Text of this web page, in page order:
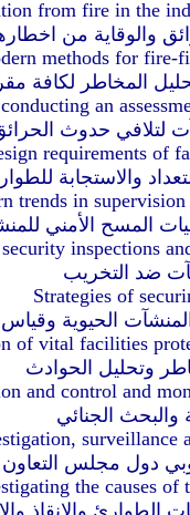
from fire in the
والوقاية من
methods for fire-
المخاطر لكافة
an
لتلافي حدوث
requirements of
والاستجابة
trends in supervision
المسح الأمني
inspections
ضد التخريب
Strategies of
الحيوية وقياس
of vital facilities
وتحليل الحوادث
and control and
والبحث الجنائي
surveillance
دول مجلس التعاون
the causes
الطوارئ والانقاذ